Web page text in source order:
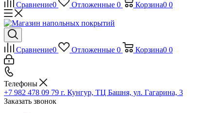
Сравнение0 Отложенные 0 Корзина0 0
Сравнение0 Отложенные 0 Корзина0 0
Телефоны
+7 982 478 09 79 г. Кунгур, ТЦ Башня, ул. Гагарина, 3
Заказать звонок